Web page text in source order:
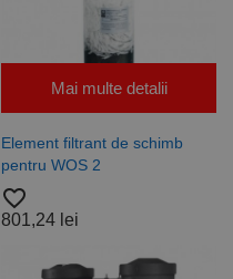
Mai multe detalii
Element filtrant de schimb
pentru WOS 2
favorite_border
801,24 lei
65 ani 8
luni
aplicații
bazate pe
limbajul PHP.
Acesta este un
de scop
normal, este
Google